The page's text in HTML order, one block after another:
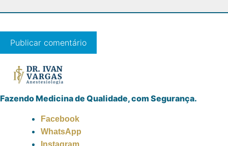
Fazendo Medicina de Qualidade, com Segurança.
Facebook
WhatsApp
Instagram